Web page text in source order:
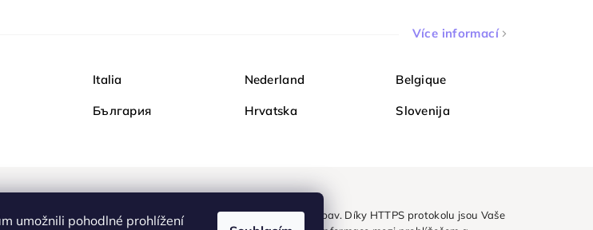
umožnili pohodlné prohlížení
Více informací
Italia Nederland Belgique
България Hrvatska Slovenija
Nakupujte na Diamondi bezpečně a bez obav. Díky HTTPS protokolu jsou Vaše